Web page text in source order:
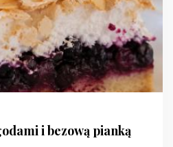
i bezową pianką